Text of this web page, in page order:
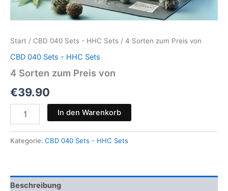
Start / CBD 040 Sets - HHC Sets / 4 Sorten zum Preis von
CBD 040 Sets - HHC Sets
4 Sorten zum Preis von
€39.90
Sorten
Preis
In den Warenkorb
Kategorie: CBD 040 Sets - HHC Sets
Beschreibung